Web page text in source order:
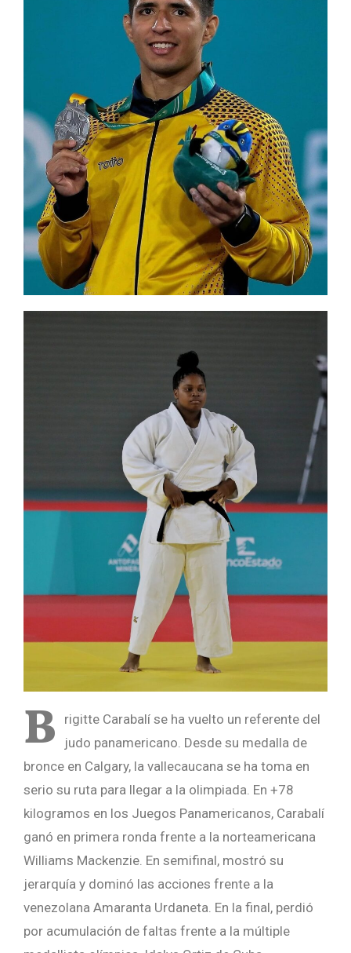
B
rigitte Carabalí se ha vuelto un referente del
judo panamericano. Desde su medalla de
bronce en Calgary, la vallecaucana se ha toma en
serio su ruta para llegar a la olimpiada. En +78
kilogramos en los Juegos Panamericanos, Carabalí
ganó en primera ronda frente a la norteamericana
Williams Mackenzie. En semifinal, mostró su
jerarquía y dominó las acciones frente a la
venezolana Amaranta Urdaneta. En la final, perdió
por acumulación de faltas frente a la múltiple